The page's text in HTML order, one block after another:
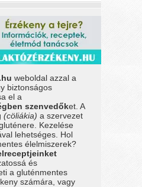
weboldal azzal a
biztonságos
el a
szenvedőket. A
(cöliákia) a szervezet
Kezelése
lehetséges. Hol
élelmiszerek?
és
a gluténmentes
számára, vagy